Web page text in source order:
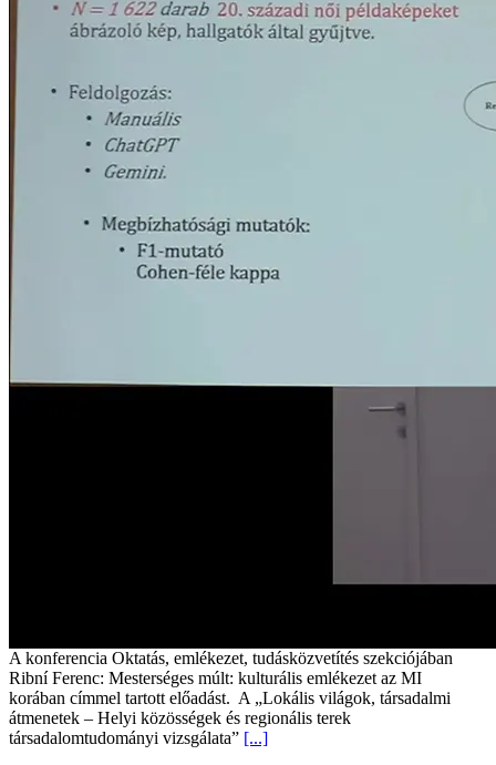
A konferencia Oktatás, emlékezet, tudásközvetítés szekciójában
Ribní Ferenc: Mesterséges múlt: kulturális emlékezet az MI
korában címmel tartott előadást. A „Lokális világok, társadalmi
átmenetek – Helyi közösségek és regionális terek
társadalomtudományi vizsgálata” [...]